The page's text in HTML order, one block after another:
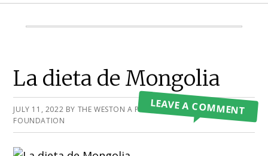
Main
La dieta de Mongolia
JULY 11, 2022 BY THE WESTON A PRICE
FOUNDATION
LEAVE A COMMENT
Primary
Sidebar